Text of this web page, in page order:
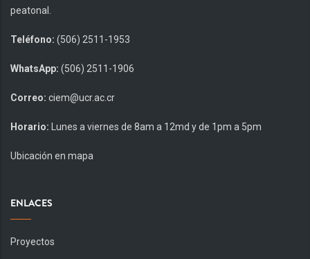
peatonal.
Teléfono: (506) 2511-1953
WhatsApp: (506) 2511-1906
Correo: ciem@ucr.ac.cr
Horario: Lunes a viernes de 8am a 12md y de 1pm a 5pm
Ubicación en mapa
ENLACES
Proyectos